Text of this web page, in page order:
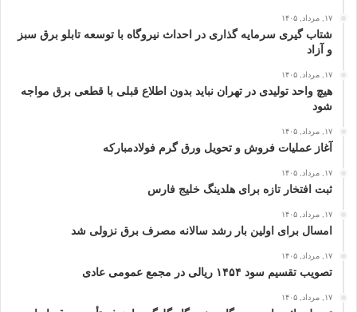
۱۷, مرداد, ۱۴۰۵
شتاب گیری سرمایه گذاری در احداث نیروگاه با توسعه تابلو برق سبز
و آزاد
۱۷, مرداد, ۱۴۰۵
هیچ واحد تولیدی در تهران نباید بدون اطلاع قبلی با قطعی برق مواجه
شود
۱۷, مرداد, ۱۴۰۵
آغاز عملیات فروش و تحویل ورق گرم فولادمبارکه
۱۷, مرداد, ۱۴۰۵
ثبت افتخار تازه برای هلدینگ خلیج‌ فارس
۱۷, مرداد, ۱۴۰۵
امسال برای اولین بار رشد سالانه مصرف برق نزولی شد
۱۷, مرداد, ۱۴۰۵
تصویب تقسیم سود ۱۴۵۴ ریالی در مجمع عمومی عادی
۱۷, مرداد, ۱۴۰۵